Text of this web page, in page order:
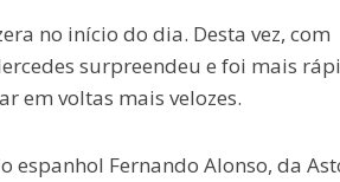
no início do dia. Desta vez, com
surpreendeu e foi mais
em voltas mais velozes.
espanhol Fernando Alonso, da